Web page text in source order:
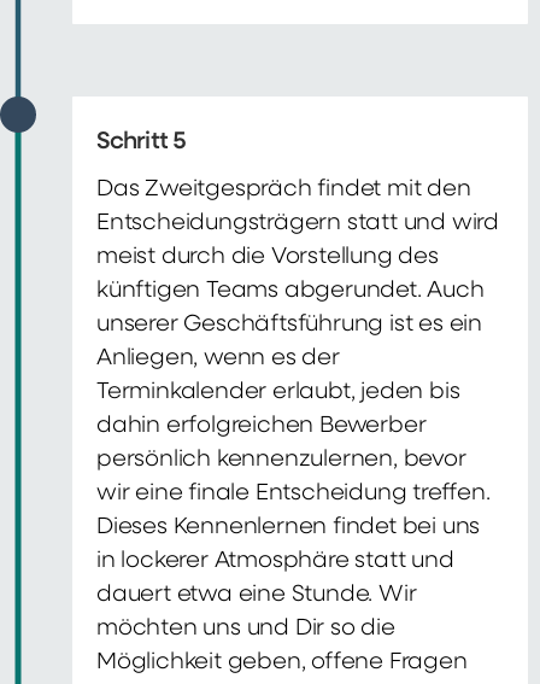
Schritt 5
Das Zweitgespräch findet mit den
Entscheidungsträgern statt und wird
meist durch die Vorstellung des
künftigen Teams abgerundet. Auch
unserer Geschäftsführung ist es ein
Anliegen, wenn es der
Terminkalender erlaubt, jeden bis
dahin erfolgreichen Bewerber
persönlich kennenzulernen, bevor
wir eine finale Entscheidung treffen.
Dieses Kennenlernen findet bei uns
in lockerer Atmosphäre statt und
dauert etwa eine Stunde. Wir
möchten uns und Dir so die
Möglichkeit geben, offene Fragen